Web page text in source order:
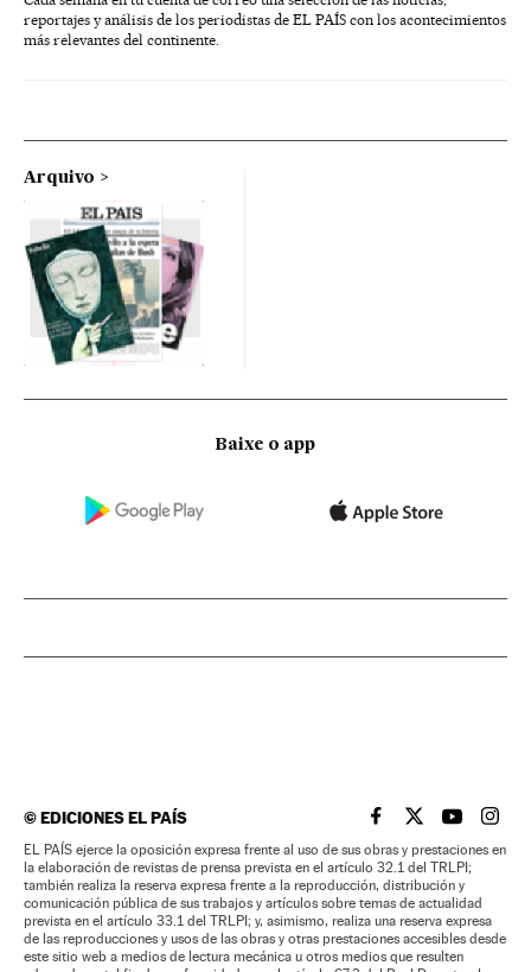
reportajes y análisis de los periodistas de EL PAÍS con los acontecimientos
más relevantes del continente.
Arquivo
Baixe o app
©EDICIONES EL PAÍS EL PAÍS BRASIL EN
EL PAÍSEL PAÍS
EL
EL PAÍS ejerce la oposición expresa frente al uso de sus obras y prestaciones en
la elaboración de revistas de prensa prevista en el artículo 32.1 del TRLPI;
también realiza la reserva expresa frente a la reproducción, distribución y
comunicación pública de sus trabajos y artículos sobre temas de actualidad
prevista en el artículo 33.1 del TRLPI; y, asimismo, realiza una reserva expresa
de las reproducciones y usos de las obras y otras prestaciones accesibles desde
este sitio web a medios de lectura mecánica u otros medios que resulten